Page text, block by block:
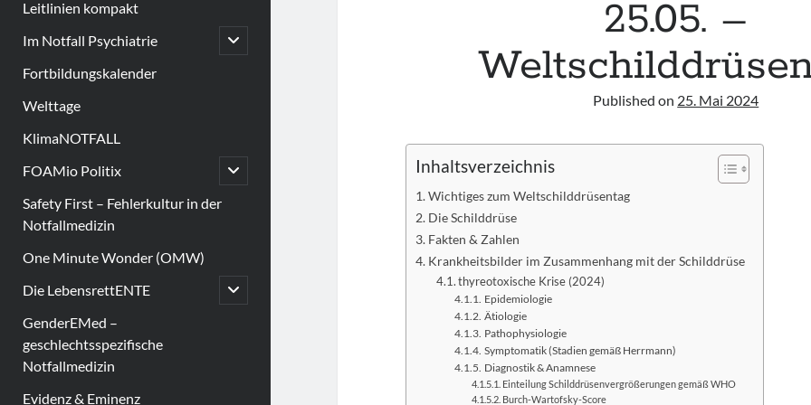
Leitlinien kompakt
Im Notfall Psychiatrie
open
child
Fortbildungskalender
Welttage
KlimaNOTFALL
FOAMio Politix
open
child
Safety First – Fehlerkultur in der
Notfallmedizin
One Minute Wonder (OMW)
Die LebensrettENTE
open
child
GenderEMed –
geschlechtsspezifische
Notfallmedizin
Evidenz & Eminenz
25.05. –
Published on 25. Mai 2024
Inhaltsverzeichnis
Wichtiges zum Weltschilddrüsentag
Die Schilddrüse
Fakten & Zahlen
Krankheitsbilder im Zusammenhang mit der Schilddrüse
thyreotoxische Krise (2024)
Epidemiologie
Ätiologie
Pathophysiologie
Symptomatik (Stadien gemäß Herrmann)
Diagnostik & Anamnese
Einteilung Schilddrüsenvergrößerungen gemäß WHO
Burch-Wartofsky-Score